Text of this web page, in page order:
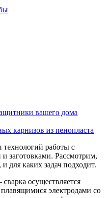
вашего дома
карнизов из пенопласта
технологий работы с
заготовками. Рассмотрим,
для каких задач подходит.
осуществляется
электродами со